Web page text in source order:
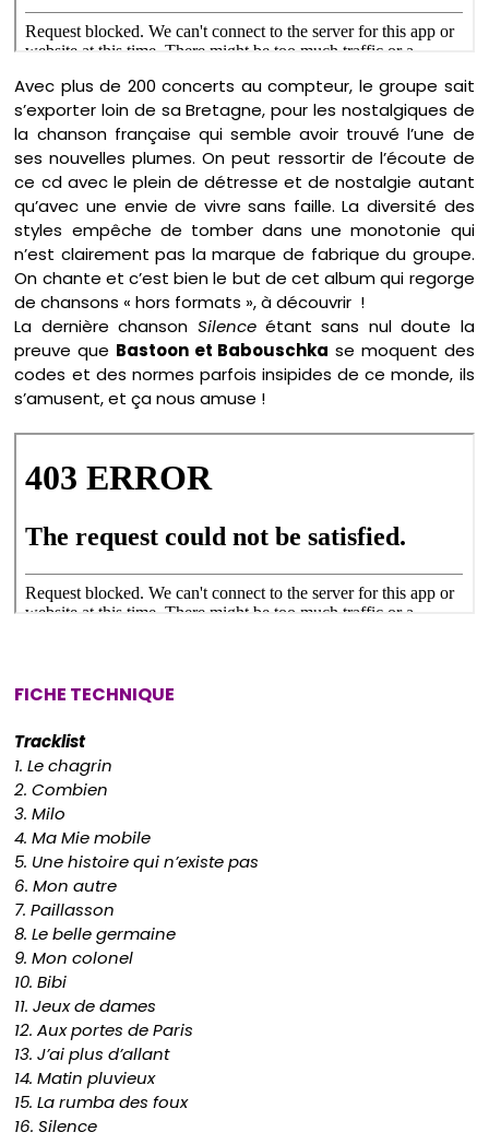
Avec plus de 200 concerts au compteur, le groupe sait
s’exporter loin de sa Bretagne, pour les nostalgiques de
la chanson française qui semble avoir trouvé l’une de
ses nouvelles plumes. On peut ressortir de l’écoute de
ce cd avec le plein de détresse et de nostalgie autant
qu’avec une envie de vivre sans faille. La diversité des
styles empêche de tomber dans une monotonie qui
n’est clairement pas la marque de fabrique du groupe.
On chante et c’est bien le but de cet album qui regorge
de chansons « hors formats », à découvrir !
La dernière chanson Silenceétant sans nul doute la
preuve que Bastoon et Babouschka se moquent des
codes et des normes parfois insipides de ce monde, ils
s’amusent, et ça nous amuse !
FICHE TECHNIQUE
Tracklist
1. Le chagrin
2. Combien
3. Milo
4. Ma Mie mobile
5. Une histoire qui n’existe pas
6. Mon autre
7. Paillasson
8. Le belle germaine
9. Mon colonel
10. Bibi
11. Jeux de dames
12. Aux portes de Paris
13. J’ai plus d’allant
14. Matin pluvieux
15. La rumba des foux
16. Silence